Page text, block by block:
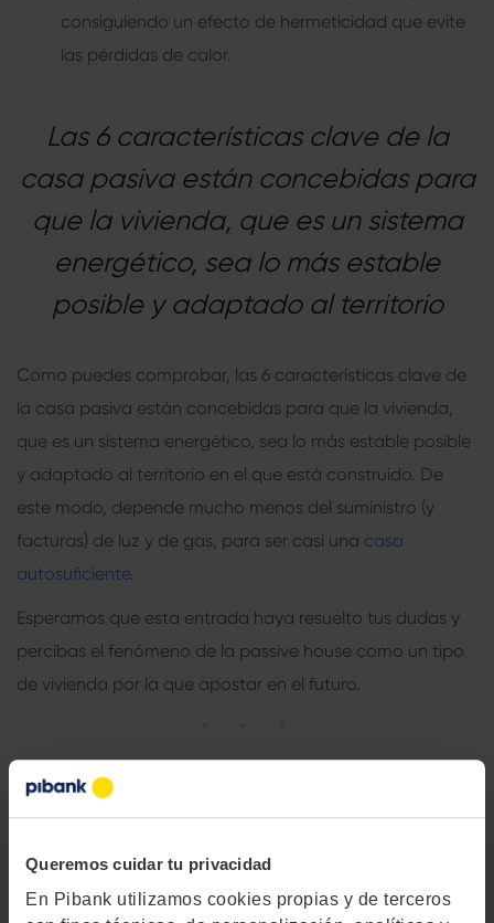
Queremos cuidar tu privacidad
En Pibank utilizamos cookies propias y de terceros
consiguiendo un efecto de hermeticidad que evite
las pérdidas de calor.
Las 6 características clave de la
casa pasiva están concebidas para
que la vivienda, que es un sistema
energético, sea lo más estable
posible y adaptado al territorio
Como puedes comprobar, las 6 características clave de
la casa pasiva están concebidas para que la vivienda,
que es un sistema energético, sea lo más estable posible
y adaptado al territorio en el que está construido. De
este modo, depende mucho menos del suministro (y
facturas) de luz y de gas, para ser casi una casa
autosuficiente.
Esperamos que esta entrada haya resuelto tus dudas y
percibas el fenómeno de la passive house como un tipo
de vivienda por la que apostar en el futuro.